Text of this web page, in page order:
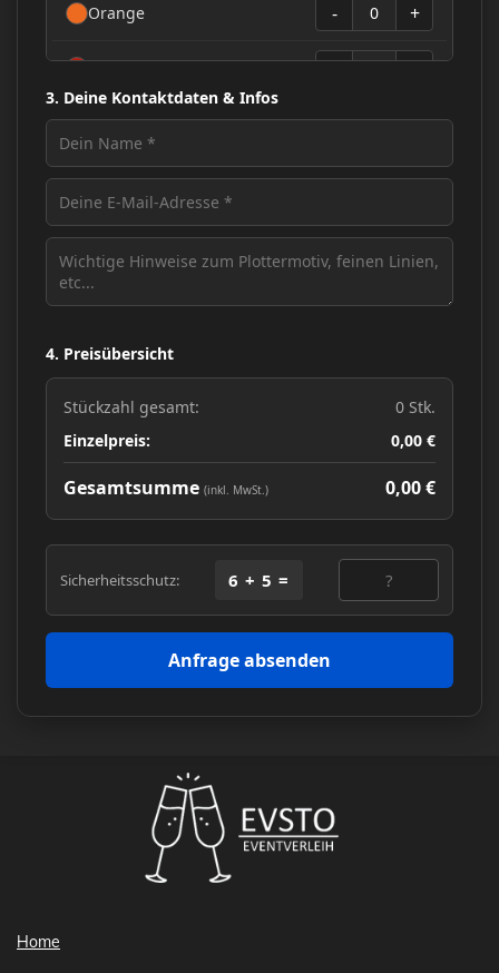
Orange - 0 +
Rot - 0 +
Purpurrot - 0 +
Rosa - 0 +
Violett - 0 +
Limettengrün
Blau +
0 +
Grau - 0 +
Dunkelgrau
3. Deine Kontaktdaten & Infos
4. Preisübersicht
Stückzahl gesamt:
0 Stk.
Einzelpreis:
0,00 €
Gesamtsumme (inkl. MwSt.) 0,00 €
Sicherheitsschutz: 6 + 5 =
Anfrage absenden
Home